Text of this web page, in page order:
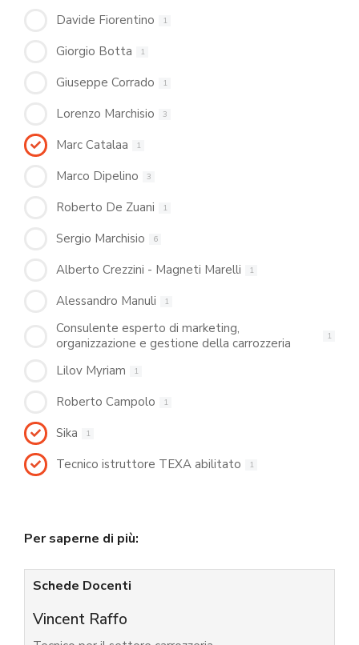
Davide Fiorentino 1
Giorgio Botta 1
Giuseppe Corrado 1
Lorenzo Marchisio 3
Marc Catalaa 1
Marco Dipelino 3
Roberto De Zuani 1
Sergio Marchisio 6
Alberto Crezzini - Magneti Marelli 1
Alessandro Manuli 1
Consulente esperto di marketing,
organizzazione e gestione della carrozzeria
1
Lilov Myriam 1
Roberto Campolo 1
Sika 1
Tecnico istruttore TEXA abilitato 1
Per saperne di più:
Schede Docenti
Vincent Raffo